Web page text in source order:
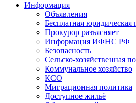
Информация
Объявления
Бесплатная
Прокурор разъясняет
Информация ИФНС РФ
Безопасность
Сельско-хозяйственная
Коммунальное хозяйство
КСО
Миграционная политика
Доступное жильё